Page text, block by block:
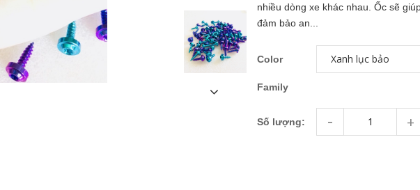
nhiều dòng xe khác nhau. Ốc sẽ
đảm bảo an...
Color
Family
Số lượng: - +